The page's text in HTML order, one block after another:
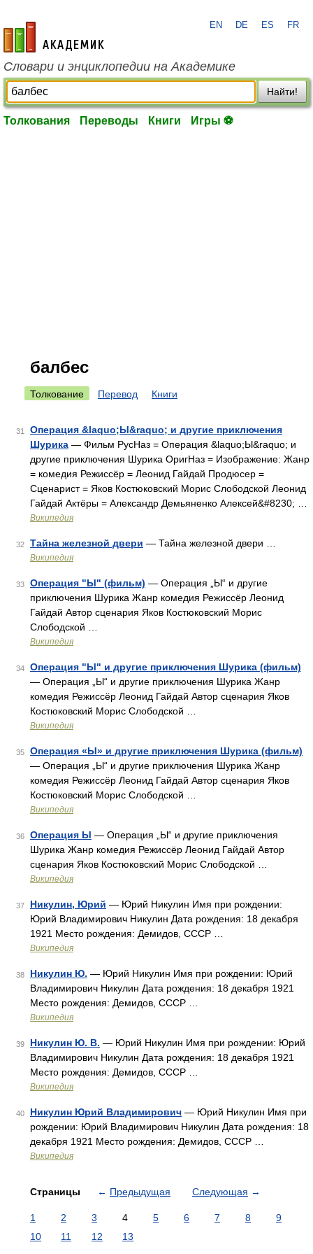
academic.ru
EN DE ES FR
Словари и энциклопедии на Академике
Найти!
Толкования Переводы Книги Игры ⚽
балбес
Толкование Перевод Книги
31
Операция &laquo;Ы&raquo; и другие приключения
Шурика — Фильм РусНаз = Операция &laquo;Ы&raquo; и
другие приключения Шурика ОригНаз = Изображение: Жанр
= комедия Режиссёр = Леонид Гайдай Продюсер =
Сценарист = Яков Костюковский Морис Слободской Леонид
Гайдай Актёры = Александр Демьяненко Алексей&#8230; …
Википедия
32 Тайна железной двери — Тайна железной двери …
Википедия
33 Операция "Ы" (фильм) — Операция „Ы“ и другие
приключения Шурика Жанр комедия Режиссёр Леонид
Гайдай Автор сценария Яков Костюковский Морис
Слободской …
Википедия
34
Операция "Ы" и другие приключения Шурика (фильм)
— Операция „Ы“ и другие приключения Шурика Жанр
комедия Режиссёр Леонид Гайдай Автор сценария Яков
Костюковский Морис Слободской …
Википедия
35
Операция «Ы» и другие приключения Шурика (фильм)
— Операция „Ы“ и другие приключения Шурика Жанр
комедия Режиссёр Леонид Гайдай Автор сценария Яков
Костюковский Морис Слободской …
Википедия
36 Операция Ы — Операция „Ы“ и другие приключения
Шурика Жанр комедия Режиссёр Леонид Гайдай Автор
сценария Яков Костюковский Морис Слободской …
Википедия
37 Никулин, Юрий — Юрий Никулин Имя при рождении:
Юрий Владимирович Никулин Дата рождения: 18 декабря
1921 Место рождения: Демидов, СССР …
Википедия
38 Никулин Ю. — Юрий Никулин Имя при рождении: Юрий
Владимирович Никулин Дата рождения: 18 декабря 1921
Место рождения: Демидов, СССР …
Википедия
39 Никулин Ю. В. — Юрий Никулин Имя при рождении: Юрий
Владимирович Никулин Дата рождения: 18 декабря 1921
Место рождения: Демидов, СССР …
Википедия
40 Никулин Юрий Владимирович — Юрий Никулин Имя при
рождении: Юрий Владимирович Никулин Дата рождения: 18
декабря 1921 Место рождения: Демидов, СССР …
Википедия
Страницы ← Предыдущая Следующая →
1 2 3 4 5 6 7 8
9
10
11 12 13